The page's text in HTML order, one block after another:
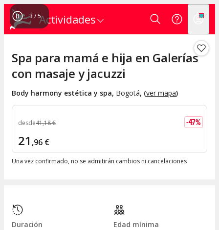
Actividades
4 /5
Spa para mamá e hija en Galerías
con masaje y jacuzzi
Body harmony estética y spa, Bogotá, (ver mapa)
desde41,18€ -47%
21 ,96 €
Una vez confirmado, no se admitirán cambios ni cancelaciones
Duración
Edad mínima